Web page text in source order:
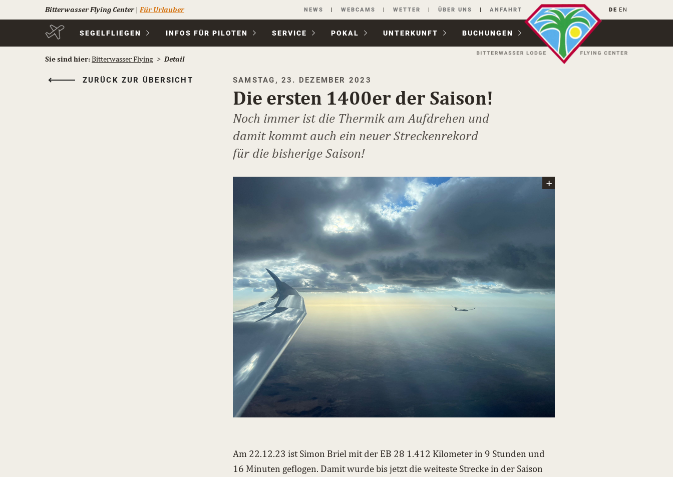
Bitterwasser Flying Center| Für Urlauber
Navigation
überspringen
NEWS WEBCAMS WETTER ÜBER UNS ANFAHRT DE EN
Navigation
SEGELFLIEGEN INFOS FÜR PILOTEN SERVICE POKAL UNTER­KUNFT BUCHUNGEN
Sie sind hier: Bitterwasser Flying Detail
ZURÜCK ZUR ÜBERSICHT SAMSTAG, 23. DEZEMBER 2023
Die ersten 1400er der Saison!
Noch immer ist die Thermik am Aufdrehen und
damit kommt auch ein neuer Streckenrekord
für die bisherige Saison!
Am 22.12.23 ist Simon Briel mit der EB 28 1.412 Kilometer in 9 Stunden und
16 Minuten geflogen. Damit wurde bis jetzt die weiteste Strecke in der Saison